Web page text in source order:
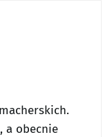
a obecnie